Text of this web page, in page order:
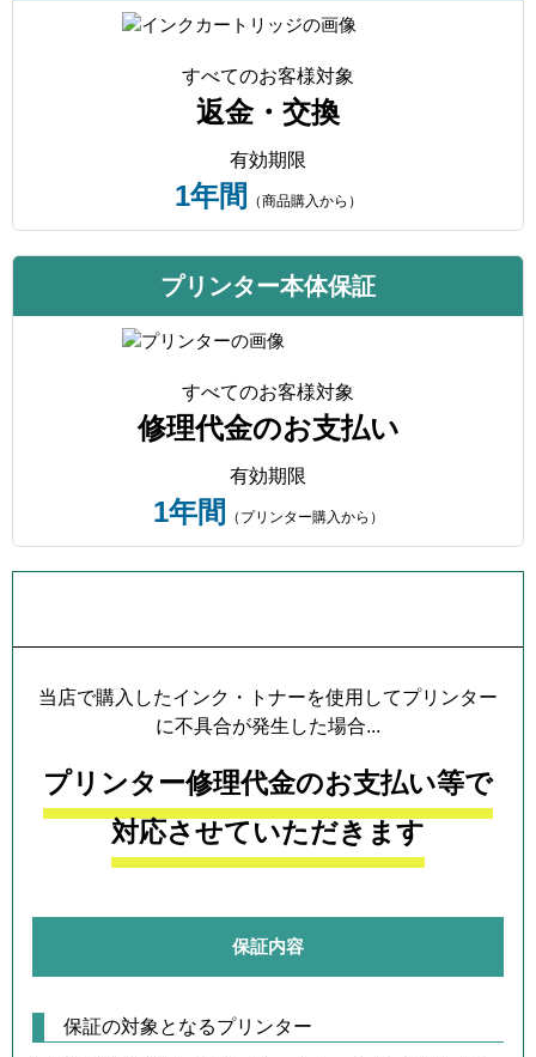
すべてのお客様対象
返金・交換
有効期限
1年間 （商品購入から）
プリンター本体保証
すべてのお客様対象
修理代金のお支払い
有効期限
1年間 （プリンター購入から）
当店で購入したインク・トナーを使用してプリンター
に不具合が発生した場合...
プリンター修理代金のお支払い等で
対応させていただきます
保証内容
保証の対象となるプリンター